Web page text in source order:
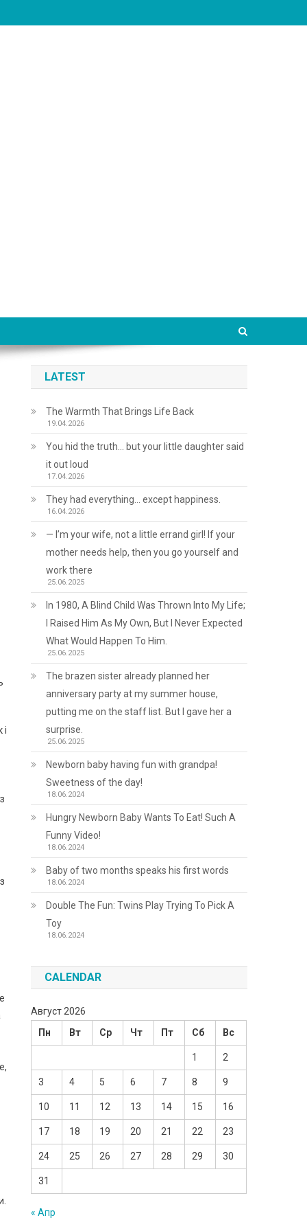
LATEST
The Warmth That Brings Life Back
19.04.2026
You hid the truth… but your little daughter said
it out loud
17.04.2026
They had everything… except happiness.
16.04.2026
— I’m your wife, not a little errand girl! If your
mother needs help, then you go yourself and
work there
25.06.2025
In 1980, A Blind Child Was Thrown Into My Life;
I Raised Him As My Own, But I Never Expected
What Would Happen To Him.
25.06.2025
The brazen sister already planned her
anniversary party at my summer house,
putting me on the staff list. But I gave her a
surprise.
25.06.2025
Newborn baby having fun with grandpa!
Sweetness of the day!
18.06.2024
Hungry Newborn Baby Wants To Eat! Such A
Funny Video!
18.06.2024
Baby of two months speaks his first words
18.06.2024
Double The Fun: Twins Play Trying To Pick A
Toy
18.06.2024
CALENDAR
Август 2026
Пн
Вт Ср Чт Пт Сб Вс
1 2
3 4 5 6 7 8 9
10 11 12 13 14 15 16
17 18 19 20 21 22 23
24 25 26 27 28 29 30
31
« Апр